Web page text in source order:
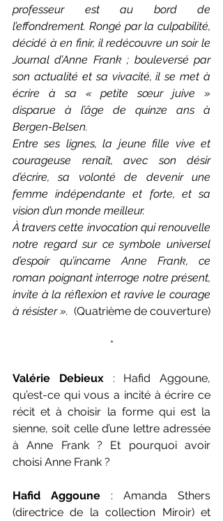
professeur est au bord de
l’effondrement. Rongé par la culpabilité,
décidé à en finir, il redécouvre un soir le
Journal d’Anne Frank ; bouleversé par
son actualité et sa vivacité, il se met à
écrire à sa « petite sœur juive »
disparue à l’âge de quinze ans à
Bergen-Belsen.
Entre ses lignes, la jeune fille vive et
courageuse renaît, avec son désir
d’écrire, sa volonté de devenir une
femme indépendante et forte, et sa
vision d’un monde meilleur.
À travers cette invocation qui renouvelle
notre regard sur ce symbole universel
d’espoir qu’incarne Anne Frank, ce
roman poignant interroge notre présent,
invite à la réflexion et ravive le courage
à résister ». (Quatrième de couverture)
*
Valérie Debieux : Hafid Aggoune,
qu’est-ce qui vous a incité à écrire ce
récit et à choisir la forme qui est la
sienne, soit celle d’une lettre adressée
à Anne Frank ? Et pourquoi avoir
choisi Anne Frank ?
Hafid Aggoune : Amanda Sthers
(directrice de la collection Miroir) et